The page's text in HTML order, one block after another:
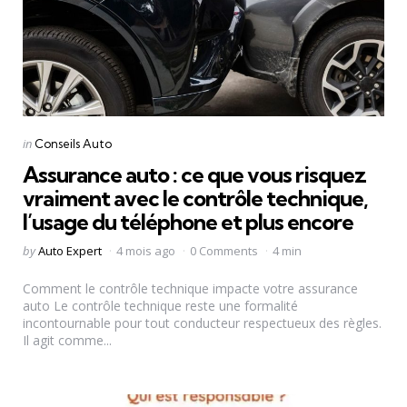
Categories
Posted
in Conseils Auto
Assurance auto : ce que vous risquez
vraiment avec le contrôle technique,
l’usage du téléphone et plus encore
Posted
byAuto Expert 4 mois ago 0 Comments 4 min
Comment le contrôle technique impacte votre assurance
auto Le contrôle technique reste une formalité
incontournable pour tout conducteur respectueux des règles.
Il agit comme...